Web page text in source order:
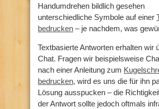
Handumdrehen bildlich gesehen
unterschiedliche Symbole auf einer
bedrucken – je nachdem, was
Textbasierte Antworten erhalten wir
Chat. Fragen wir beispielsweise
nach einer Anleitung zum
bedrucken, wird es uns die für ihn
Lösung ausspucken – die
der Antwort sollte jedoch oftmals